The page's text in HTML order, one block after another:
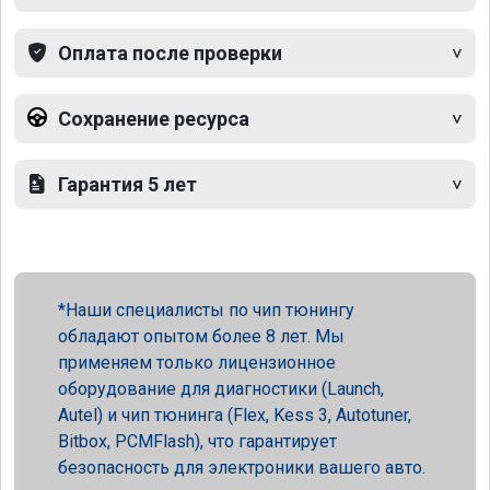
Оплата после проверки
Сохранение ресурса
Гарантия 5 лет
Наши специалисты по чип тюнингу
обладают опытом более 8 лет. Мы
применяем только лицензионное
оборудование для диагностики (Launch,
Autel) и чип тюнинга (Flex, Kess 3, Autotuner,
Bitbox, PCMFlash), что гарантирует
безопасность для электроники вашего авто.